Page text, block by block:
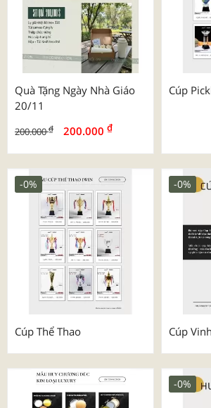
Quà Tặng Ngày Nhà Giáo
20/11
200.000₫ 200.000 ₫
Cúp
Cúp Thể Thao
-0%
Cúp
-0%
-0%